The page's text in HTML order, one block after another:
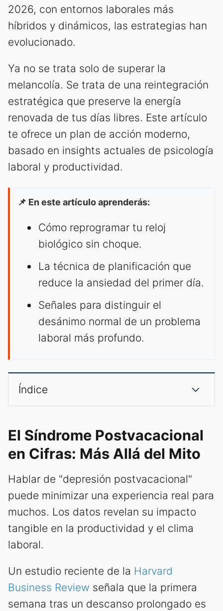
2026, con entornos laborales más
híbridos y dinámicos, las estrategias han
evolucionado.
Ya no se trata solo de superar la
melancolía. Se trata de una reintegración
estratégica que preserve la energía
renovada de tus días libres. Este artículo
te ofrece un plan de acción moderno,
basado en insights actuales de psicología
laboral y productividad.
📌 En este artículo aprenderás:
Cómo reprogramar tu reloj
biológico sin choque.
La técnica de planificación que
reduce la ansiedad del primer día.
Señales para distinguir el
desánimo normal de un problema
laboral más profundo.
Índice
El Síndrome Postvacacional
en Cifras: Más Allá del Mito
Hablar de "depresión postvacacional"
puede minimizar una experiencia real para
muchos. Los datos revelan su impacto
tangible en la productividad y el clima
laboral.
Un estudio reciente de la Harvard
Business Review señala que la primera
semana tras un descanso prolongado es